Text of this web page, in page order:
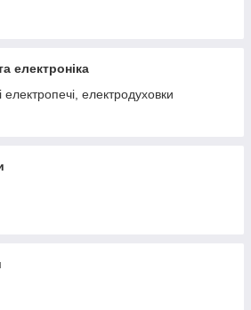
електроніка
електропечі, електродуховки